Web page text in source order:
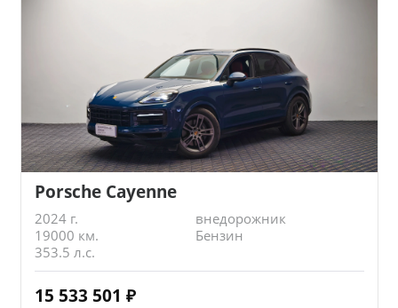
Porsche Cayenne
2024 г.
внедорожник
19000 км.
Бензин
353.5 л.с.
15 533 501 ₽